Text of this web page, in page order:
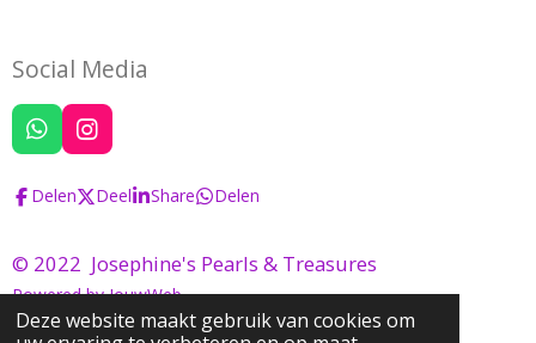
Deze website maakt gebruik van cookies om
Social Media
W
h
a
t
A
p
p
I
n
s
t
g
r
a
m
Delen Deel Share Delen
© 2022 Josephine's Pearls & Treasures
Powered byJouwWeb